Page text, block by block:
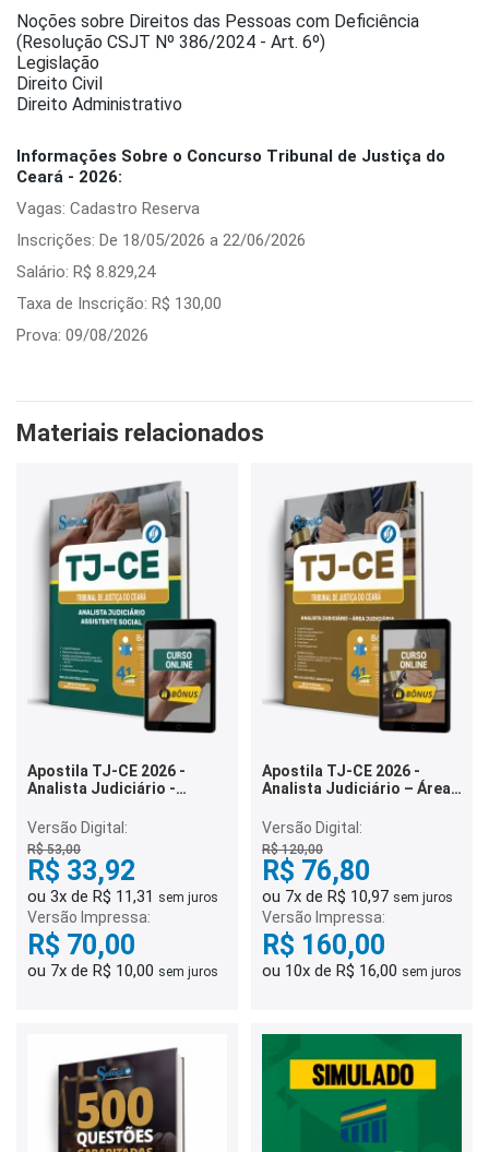
Noções sobre Direitos das Pessoas com Deficiência
(Resolução CSJT Nº 386/2024 - Art. 6º)
Legislação
Direito Civil
Direito Administrativo
Informações Sobre o Concurso Tribunal de Justiça do
Ceará - 2026:
Vagas: Cadastro Reserva
Inscrições: De 18/05/2026 a 22/06/2026
Salário: R$ 8.829,24
Taxa de Inscrição: R$ 130,00
Prova: 09/08/2026
Materiais relacionados
Apostila TJ-CE 2026 -
Analista Judiciário -
Versão Digital:
R$ 53,00
R$ 33,92
ou 3x de R$ 11,31 sem juros
Versão Impressa:
R$ 70,00
ou 7x de R$ 10,00 sem juros
Apostila TJ-CE 2026 -
Analista Judiciário – Área
Versão Digital:
R$ 120,00
R$ 76,80
ou 7x de R$ 10,97 sem juros
Versão Impressa:
R$ 160,00
ou 10x de R$ 16,00 sem juros